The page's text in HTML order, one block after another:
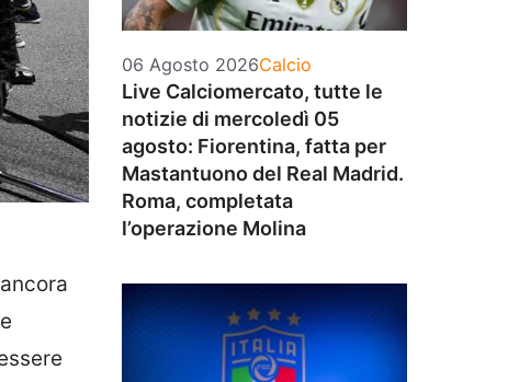
06 Agosto 2026Categorie
Calcio
Live Calciomercato, tutte le
notizie di mercoledì 05
agosto: Fiorentina, fatta per
Mastantuono del Real Madrid.
Roma, completata
l’operazione Molina